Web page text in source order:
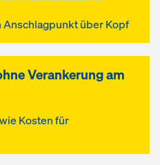
über Kopf
Verankerung am
Kosten für